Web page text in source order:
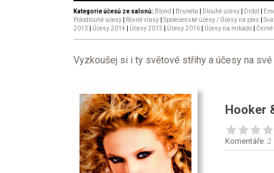
Kategorie účesů ze salonů: Blond Bruneta Dlouhé účesy Drdol
Polodlouhé účesy
Rovné vlasy Společenské účesy / Účesy na ples
2013
Účesy 2014 Účesy 2015 Účesy 2016 Účesy na mikádo
Vyzkoušej si i ty světové střihy a účesy na
Hooker
Komentáře: 2